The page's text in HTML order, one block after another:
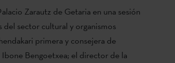
Zarautz de Getaria en una sesión
sector cultural y organismos
primera y consejera de
Bengoetxea; el director de la